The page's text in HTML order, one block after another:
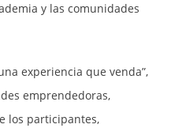
y las comunidades
experiencia que venda”,
emprendedoras,
los participantes,